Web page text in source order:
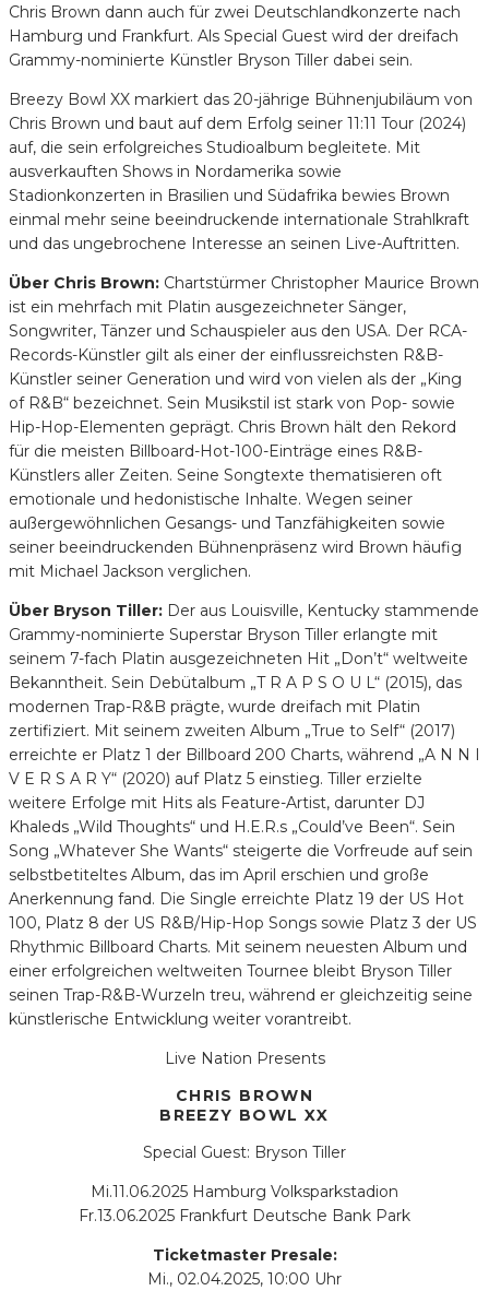
Chris Brown dann auch für zwei Deutschlandkonzerte nach
Hamburg und Frankfurt. Als Special Guest wird der dreifach
Grammy-nominierte Künstler Bryson Tiller dabei sein.
Breezy Bowl XX markiert das 20-jährige Bühnenjubiläum von
Chris Brown und baut auf dem Erfolg seiner 11:11 Tour (2024)
auf, die sein erfolgreiches Studioalbum begleitete. Mit
ausverkauften Shows in Nordamerika sowie
Stadionkonzerten in Brasilien und Südafrika bewies Brown
einmal mehr seine beeindruckende internationale Strahlkraft
und das ungebrochene Interesse an seinen Live-Auftritten.
Über Chris Brown: Chartstürmer Christopher Maurice Brown
ist ein mehrfach mit Platin ausgezeichneter Sänger,
Songwriter, Tänzer und Schauspieler aus den USA. Der RCA-
Records-Künstler gilt als einer der einflussreichsten R&B-
Künstler seiner Generation und wird von vielen als der „King
of R&B“ bezeichnet. Sein Musikstil ist stark von Pop- sowie
Hip-Hop-Elementen geprägt. Chris Brown hält den Rekord
für die meisten Billboard-Hot-100-Einträge eines R&B-
Künstlers aller Zeiten. Seine Songtexte thematisieren oft
emotionale und hedonistische Inhalte. Wegen seiner
außergewöhnlichen Gesangs- und Tanzfähigkeiten sowie
seiner beeindruckenden Bühnenpräsenz wird Brown häufig
mit Michael Jackson verglichen.
Über Bryson Tiller: Der aus Louisville, Kentucky stammende
Grammy-nominierte Superstar Bryson Tiller erlangte mit
seinem 7-fach Platin ausgezeichneten Hit „Don’t“ weltweite
Bekanntheit. Sein Debütalbum „T R A P S O U L“ (2015), das
modernen Trap-R&B prägte, wurde dreifach mit Platin
zertifiziert. Mit seinem zweiten Album „True to Self“ (2017)
erreichte er Platz 1 der Billboard 200 Charts, während „A N N I
V E R S A R Y“ (2020) auf Platz 5 einstieg. Tiller erzielte
weitere Erfolge mit Hits als Feature-Artist, darunter DJ
Khaleds „Wild Thoughts“ und H.E.R.s „Could’ve Been“. Sein
Song „Whatever She Wants“ steigerte die Vorfreude auf sein
selbstbetiteltes Album, das im April erschien und große
Anerkennung fand. Die Single erreichte Platz 19 der US Hot
100, Platz 8 der US R&B/Hip-Hop Songs sowie Platz 3 der US
Rhythmic Billboard Charts. Mit seinem neuesten Album und
einer erfolgreichen weltweiten Tournee bleibt Bryson Tiller
seinen Trap-R&B-Wurzeln treu, während er gleichzeitig seine
künstlerische Entwicklung weiter vorantreibt.
Live Nation Presents
CHRIS BROWN
BREEZY BOWL XX
Special Guest: Bryson Tiller
Mi.​11.06.2025​ Hamburg​ Volksparkstadion
Fr.​13.06.2025​ Frankfurt​ Deutsche Bank Park
Ticketmaster Presale:
Mi., 02.04.2025, 10:00 Uhr